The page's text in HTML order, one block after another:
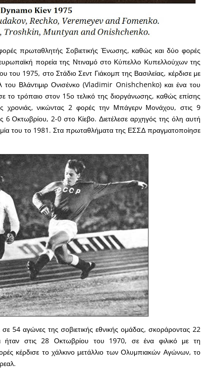
πρωταθλητής Σοβιετικής Ένωσης, καθώς και δύο φορές
πορεία της Ντιναμό στο Κύπελλο Κυπελλούχων της
του 1975, στο Στάδιο Σεντ Γιάκομπ της Βασιλείας, κέρδισε με
Βλάντιμιρ Ονισένκο (Vladimir Onishchenko) και ένα του
το τρόπαιο στον 15ο τελικό της διοργάνωσης, καθώς επίσης
χρονιάς, νικώντας 2 φορές την Μπάγερν Μονάχου, στις 9
6 Οκτωβρίου, 2-0 στο Κίεβο. Διετέλεσε αρχηγός της όλη αυτή
του το 1981. Στα πρωταθλήματα της ΕΣΣΔ πραγματοποίησε
54 αγώνες της σοβιετικής εθνικής ομάδας, σκοράροντας 22
ήταν στις 28 Οκτωβρίου του 1970, σε ένα φιλικό με τη
κέρδισε το χάλκινο μετάλλιο των Ολυμπιακών Αγώνων, το